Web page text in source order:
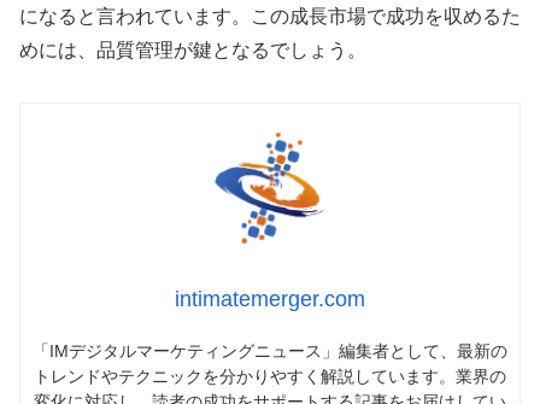
になると言われています。この成長市場で成功を収めるた
めには、品質管理が鍵となるでしょう。
intimatemerger.com
「IMデジタルマーケティングニュース」編集者として、最新の
トレンドやテクニックを分かりやすく解説しています。業界の